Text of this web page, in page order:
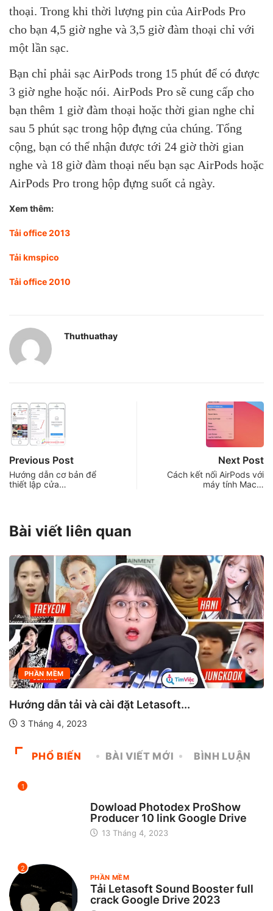
thoại. Trong khi thời lượng pin của AirPods Pro
cho bạn 4,5 giờ nghe và 3,5 giờ đàm thoại chỉ với
một lần sạc.
Bạn chỉ phải sạc AirPods trong 15 phút để có được
3 giờ nghe hoặc nói. AirPods Pro sẽ cung cấp cho
bạn thêm 1 giờ đàm thoại hoặc thời gian nghe chỉ
sau 5 phút sạc trong hộp đựng của chúng. Tổng
cộng, bạn có thể nhận được tới 24 giờ thời gian
nghe và 18 giờ đàm thoại nếu bạn sạc AirPods hoặc
AirPods Pro trong hộp đựng suốt cả ngày.
Xem thêm:
Tải office 2013
Tải kmspico
Tải office 2010
Thuthuathay
Previous Post
Hướng dẫn cơ bản để
thiết lập cửa…
Next Post
Cách kết nối AirPods với
máy tính Mac…
Bài viết liên quan
PHẦN MỀM PHẦN MỀM MÁY TÍNH
Tải Visual Studio 2017 full crack
PHỔ BIẾN BÀI VIẾT MỚI BÌNH LUẬN
1
Dowload Photodex ProShow
Producer 10 link Google Drive
13 Tháng 4, 2023
2
PHẦN MỀM
Tải Letasoft Sound Booster full
crack Google Drive 2023